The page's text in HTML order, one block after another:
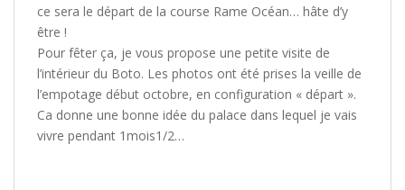
ce sera le départ de la course Rame Océan… hâte d’y
être !
Pour fêter ça, je vous propose une petite visite de
l’intérieur du Boto. Les photos ont été prises la veille de
l’empotage début octobre, en configuration « départ ».
Ca donne une bonne idée du palace dans lequel je vais
vivre pendant 1mois1/2…